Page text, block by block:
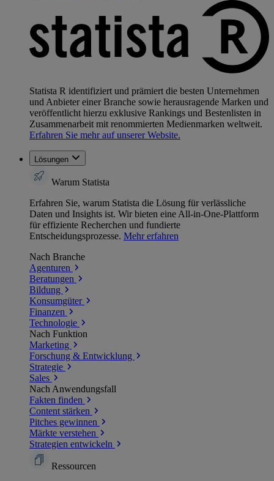
Statista R identifiziert und prämiert die besten Unternehmen
und Anbieter einer Branche sowie herausragende Marken und
veröffentlicht hierzu exklusive Rankings und Bestenlisten in
Zusammenarbeit mit renommierten Medienmarken weltweit.
Erfahren Sie mehr auf unserer Website.
Lösungen
Warum Statista
Erfahren Sie, warum Statista die Lösung für verlässliche
Daten und Insights ist. Wir bieten eine All-in-One-Plattform
für effiziente Recherchen und fundierte
Entscheidungsprozesse. Mehr erfahren
Nach Branche
Agenturen
Beratungen
Bildung
Konsumgüter
Finanzen
Technologie
Nach Funktion
Marketing
Forschung & Entwicklung
Strategie
Sales
Nach Anwendungsfall
Fakten finden
Content stärken
Pitches gewinnen
Märkte verstehen
Strategien entwickeln
Ressourcen